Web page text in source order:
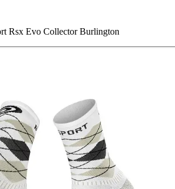
Rsx Evo Collector Burlington